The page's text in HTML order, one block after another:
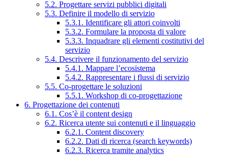
5.2. Progettare servizi pubblici digitali
5.3. Definire il modello di servizio
5.3.1. Identificare gli attori coinvolti
5.3.2. Formulare la proposta di valore
5.3.3. Inquadrare gli elementi costitutivi del
servizio
5.4. Descrivere il funzionamento del servizio
5.4.1. Mappare l’ecosistema
5.4.2. Rappresentare i flussi di servizio
5.5. Co-progettare le soluzioni
5.5.1. Workshop di co-progettazione
6. Progettazione dei contenuti
6.1. Cos’è il content design
6.2. Ricerca utente sui contenuti e il linguaggio
6.2.1. Content discovery
6.2.2. Dati di ricerca (search keywords)
6.2.3. Ricerca tramite analytics